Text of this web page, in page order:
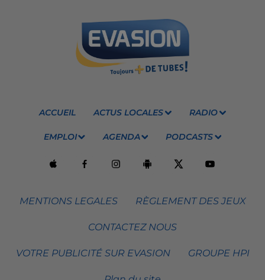
ACCUEIL ACTUS LOCALES RADIO
EMPLOI AGENDA PODCASTS
MENTIONS LEGALES RÈGLEMENT DES JEUX
CONTACTEZ NOUS
VOTRE PUBLICITÉ SUR EVASION GROUPE HPI